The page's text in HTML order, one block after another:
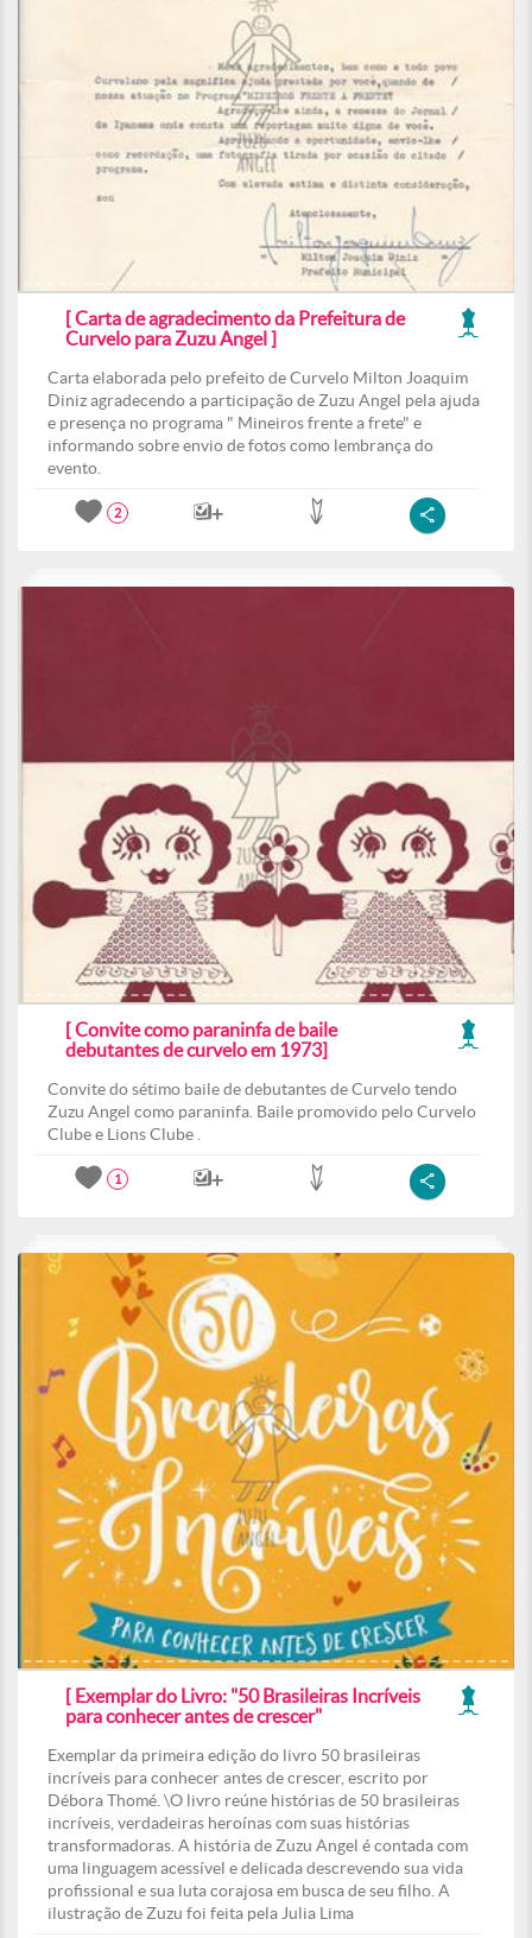
[ Carta de agradecimento da Prefeitura de
Curvelo para Zuzu Angel ]
Carta elaborada pelo prefeito de Curvelo Milton Joaquim
Diniz agradecendo a participação de Zuzu Angel pela ajuda
e presença no programa " Mineiros frente a frete" e
informando sobre envio de fotos como lembrança do
evento.
2
[ Convite como paraninfa de baile
debutantes de curvelo em 1973]
Convite do sétimo baile de debutantes de Curvelo tendo
Zuzu Angel como paraninfa. Baile promovido pelo Curvelo
Clube e Lions Clube .
1
[ Exemplar do Livro: "50 Brasileiras Incríveis
para conhecer antes de crescer"
Exemplar da primeira edição do livro 50 brasileiras
incríveis para conhecer antes de crescer, escrito por
Débora Thomé. \O livro reúne histórias de 50 brasileiras
incríveis, verdadeiras heroínas com suas histórias
transformadoras. A história de Zuzu Angel é contada com
uma linguagem acessível e delicada descrevendo sua vida
profissional e sua luta corajosa em busca de seu filho. A
ilustração de Zuzu foi feita pela Julia Lima